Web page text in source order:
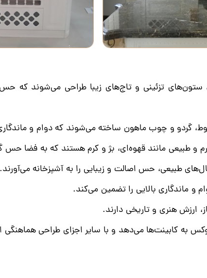
ستون‌های تزئینی و تاج‌های زیبا طراحی می‌شوند که حس
گردو و چوب ماهون ساخته می‌شوند که دوام و ماندگاری
و طبیعی مانند قهوه‌ای، بژ و کرم هستند که به فضا
طبیعی، حس اصالت و زیبایی را به آشپزخانه می‌آورند.
و ماندگاری بالایی را تضمین می‌کند.
ارزش هنری و تاریخی دارند.​​​​​​​
به کابینت‌ها می‌دهد و با سایر اجزای طراحی هماهنگی